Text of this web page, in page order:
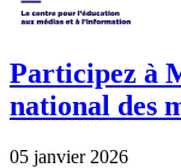
Participez à
national des
05 janvier 2026